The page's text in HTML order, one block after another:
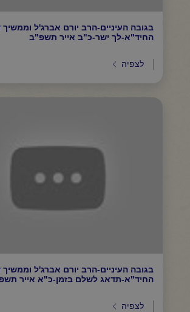
בגובה העיניים-הרב יורם אברג'ל וממשיך
החיד"א-לך ישר-כ"ב אייר תשפ"ב
לצפיה
בגובה העיניים-הרב יורם אברג'ל וממשיך
החיד"א-תדאג לשלם בזמן-כ"א אייר
לצפיה